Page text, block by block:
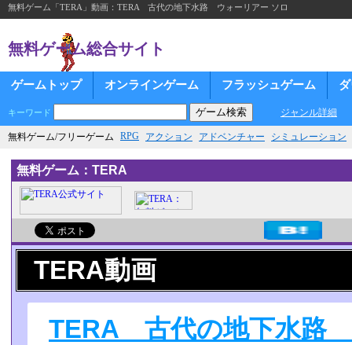
無料ゲーム「TERA」動画：TERA 古代の地下水路 ウォーリアー ソロ
無料ゲーム総合サイト
ゲームトップ オンラインゲーム フラッシュゲーム
キーワード ジャンル詳細
無料ゲーム/フリーゲーム RPG アクション アドベンチャー シミュレーション
無料ゲーム：TERA
TERA動画
TERA 古代の地下水路